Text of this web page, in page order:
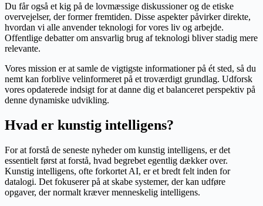
Du får også et kig på de lovmæssige diskussioner og de etiske
overvejelser, der former fremtiden. Disse aspekter påvirker direkte,
hvordan vi alle anvender teknologi for vores liv og arbejde.
Offentlige debatter om ansvarlig brug af teknologi bliver stadig mere
relevante.
Vores mission er at samle de vigtigste informationer på ét sted, så du
nemt kan forblive velinformeret på et troværdigt grundlag. Udforsk
vores opdaterede indsigt for at danne dig et balanceret perspektiv på
denne dynamiske udvikling.
Hvad er kunstig intelligens?
For at forstå de seneste nyheder om kunstig intelligens, er det
essentielt først at forstå, hvad begrebet egentlig dækker over.
Kunstig intelligens, ofte forkortet AI, er et bredt felt inden for
datalogi. Det fokuserer på at skabe systemer, der kan udføre
opgaver, der normalt kræver menneskelig intelligens.